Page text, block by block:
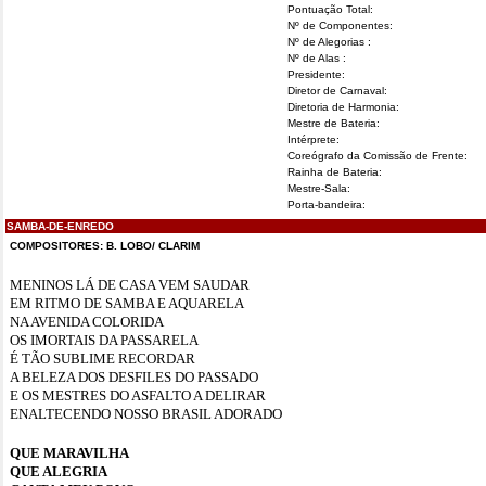
Pontuação Total:
Nº de Componentes:
Nº de Alegorias :
Nº de Alas :
Presidente:
Diretor de Carnaval:
Diretoria de Harmonia:
Mestre de Bateria:
Intérprete:
Coreógrafo da Comissão de Frente:
Rainha de Bateria:
Mestre-Sala:
Porta-bandeira:
SAMBA-DE-ENREDO
COMPOSITORES: B. LOBO/ CLARIM
MENINOS LÁ DE CASA VEM SAUDAR
EM RITMO DE SAMBA E AQUARELA
NA AVENIDA COLORIDA
OS IMORTAIS DA PASSARELA
É TÃO SUBLIME RECORDAR
A BELEZA DOS DESFILES DO PASSADO
E OS MESTRES DO ASFALTO A DELIRAR
ENALTECENDO NOSSO BRASIL ADORADO
QUE MARAVILHA
QUE ALEGRIA